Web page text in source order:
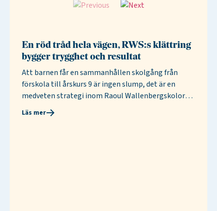
En röd tråd hela vägen, RWS:s klättring
bygger trygghet och resultat
Att barnen får en sammanhållen skolgång från
förskola till årskurs 9 är ingen slump, det är en
medveten strategi inom Raoul Wallenbergskolorna.
Genom det gemensamma arbetssättet
”Klättringen mot toppen” skapas trygghet,
Läs mer